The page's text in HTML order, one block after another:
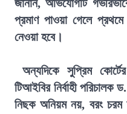
জানান, অভিযোগটি
প্রমাণ পাওয়া গেলে
নেওয়া হবে।
অন্যদিকে সুপ্রিম
টিআইবির নির্বাহী পরিচালক
নিছক অনিয়ম নয়, বরং চরম